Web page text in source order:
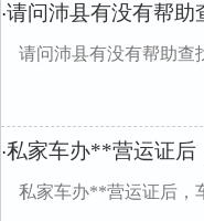
·请问沛县有没有帮助
请问沛县有没有帮助查
·私家车办**营运证后
私家车办**营运证后，